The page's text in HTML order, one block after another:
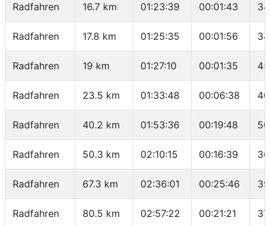
Radfahren 16.7 km 01:23:39 00:01:43
Radfahren 17.8 km 01:25:35 00:01:56
Radfahren 19 km 01:27:10 00:01:35
Radfahren 23.5 km 01:33:48 00:06:38
Radfahren 40.2 km 01:53:36 00:19:48
Radfahren 50.3 km 02:10:15 00:16:39
Radfahren 67.3 km 02:36:01 00:25:46
Radfahren 80.5 km 02:57:22 00:21:21